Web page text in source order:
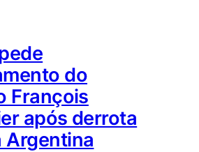
do
François
após derrota
Argentina